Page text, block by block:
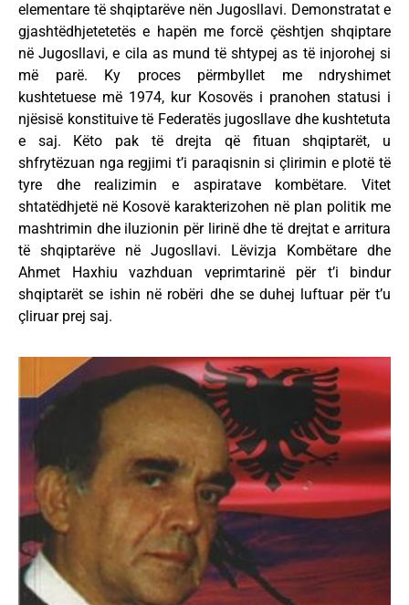
elementare të shqiptarëve nën Jugosllavi. Demonstratat e
gjashtëdhjetetetës e hapën me forcë çështjen shqiptare
në Jugosllavi, e cila as mund të shtypej as të injorohej si
më parë. Ky proces përmbyllet me ndryshimet
kushtetuese më 1974, kur Kosovës i pranohen statusi i
njësisë konstituive të Federatës jugosllave dhe kushtetuta
e saj. Këto pak të drejta që fituan shqiptarët, u
shfrytëzuan nga regjimi t’i paraqisnin si çlirimin e plotë të
tyre dhe realizimin e aspiratave kombëtare. Vitet
shtatëdhjetë në Kosovë karakterizohen në plan politik me
mashtrimin dhe iluzionin për lirinë dhe të drejtat e arritura
të shqiptarëve në Jugosllavi. Lëvizja Kombëtare dhe
Ahmet Haxhiu vazhduan veprimtarinë për t’i bindur
shqiptarët se ishin në robëri dhe se duhej luftuar për t’u
çliruar prej saj.